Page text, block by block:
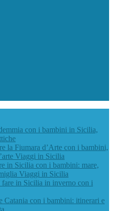
con i bambini in Sicilia,
la Fiumara d’Arte con i bambini,
Viaggi in Sicilia
in Sicilia con i bambini: mare,
Viaggi in Sicilia
fare in Sicilia in inverno con i
Catania con i bambini: itinerari e